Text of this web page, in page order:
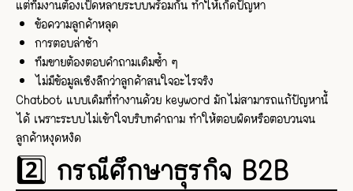
แต่ทีมงานต้องเปิดหลายระบบพร้อมกัน ทำให้เกิดปัญหา
ข้อความลูกค้าหลุด
การตอบล่าช้า
ทีมขายต้องตอบคำถามเดิมซ้ำ ๆ
ไม่มีข้อมูลเชิงลึกว่าลูกค้าสนใจอะไรจริง
Chatbot แบบเดิมที่ทำงานด้วย keyword มักไม่สามารถแก้ปัญหานี้
ได้ เพราะระบบไม่เข้าใจบริบทคำถาม ทำให้ตอบผิดหรือตอบวนจน
ลูกค้าหงุดหงิด
2️⃣ กรณีศึกษาธุรกิจ B2B